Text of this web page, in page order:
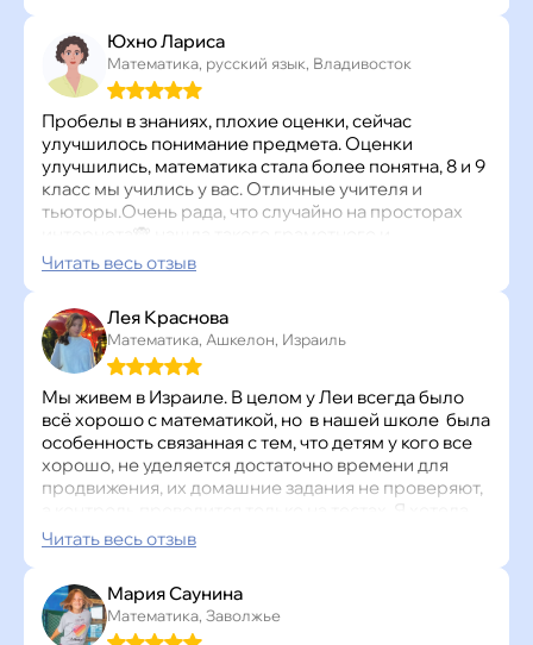
предметам: алгебра, геометрия, физика.
Вчера прошла тестирование: математика все 3
теста на отлично, физика 4 и 5.
Это нас порадовало очень сильно!!!
Дочь говорит, что уроки всё по косточкам проходят,
она понимает и запоминает. Мне спокойно,
правильное решение приняли, переживали
вначале очень обе. Она усердно каждый день
занимается, я не контролирую, только спрашиваю:
«Как дела, сколько уроков сегодня прошла?»
Спасибо Точке Знаний!
Юхно Лариса
Математика, русский язык, Владивосток
Пробелы в знаниях, плохие оценки, сейчас
улучшилось понимание предмета. Оценки
улучшились, математика стала более понятна, 8 и 9
класс мы учились у вас. Отличные учителя и
тьюторы.Очень рада, что случайно на просторах
интернета🙈 нашла такого грамотного и
позитивного преподавателя математики. Мы с вами
думаю, у внука всё получится!
Читать весь отзыв
Лея Краснова
Математика, Ашкелон, Израиль
Мы живем в Израиле. В целом у Леи всегда было
всё хорошо с математикой, но в нашей школе была
особенность связанная с тем, что детям у кого все
хорошо, не уделяется достаточно времени для
продвижения, их домашние задания не проверяют,
а контроль проводится только на тестах. Я хотела
чтоб школьный материал был глубже, задания
Курс получился интересный, с отличной отдачей от
нашего куратора , постоянно на связи. Все задачки
Читать весь отзыв
Мария Саунина
Математика, Заволжье